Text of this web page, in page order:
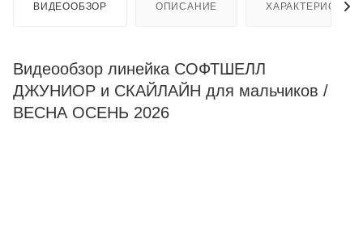
ВИДЕООБЗОР ОПИСАНИЕ
Видеообзор линейка СОФТШЕЛЛ
ДЖУНИОР и СКАЙЛАЙН для мальчиков /
ВЕСНА ОСЕНЬ 2026